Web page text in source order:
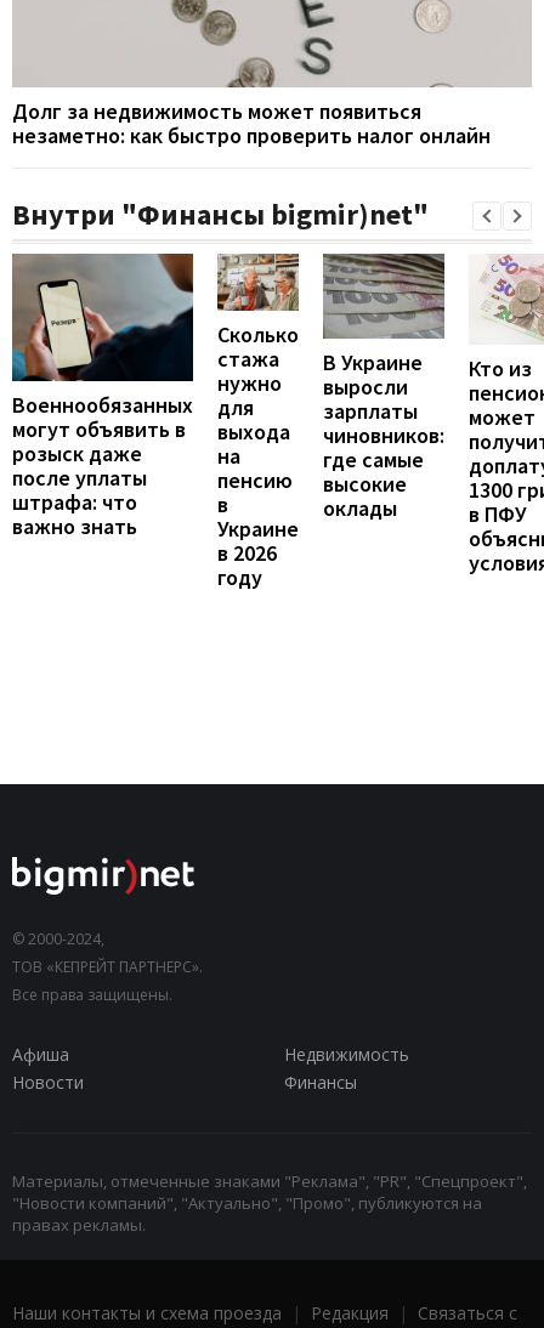
Долг за недвижимость может появиться
незаметно: как быстро проверить налог онлайн
Внутри "Финансы bigmir)net"
Военнообязанных
могут объявить в
розыск даже
после уплаты
штрафа: что
важно знать
Сколько
стажа
нужно
для
выхода
на
пенсию
в
Украине
в 2026
году
В Украине
выросли
зарплаты
чиновников:
где самые
высокие
оклады
Кто из
может
1300
в ПФУ
© 2000-2024,
ТОВ «КЕПРЕЙТ ПАРТНЕРС».
Все права защищены.
Афиша
Недвижимость
Новости
Финансы
Материалы, отмеченные знаками "Реклама", "PR", "Спецпроект",
"Новости компаний", "Актуально", "Промо", публикуются на
правах рекламы.
Наши контакты и схема проезда | Редакция | Связаться с